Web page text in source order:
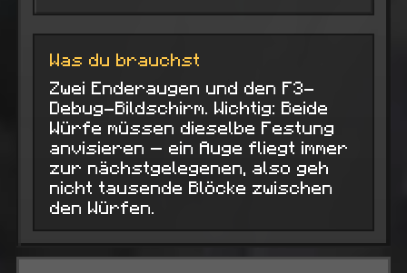
Was du brauchst
Zwei Enderaugen und den F3-
Debug-Bildschirm. Wichtig: Beide
Würfe müssen dieselbe Festung
anvisieren — ein Auge fliegt immer
zur nächstgelegenen, also geh
nicht tausende Blöcke zwischen
den Würfen.